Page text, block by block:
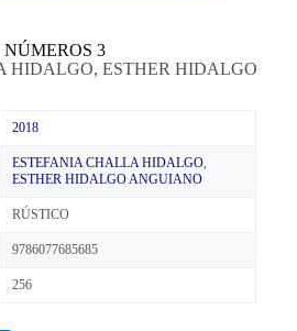
3
HIDALGO, ESTHER HIDALGO
2018
ESTEFANIA CHALLA HIDALGO,
ESTHER HIDALGO ANGUIANO
RÚSTICO
9786077685685
256